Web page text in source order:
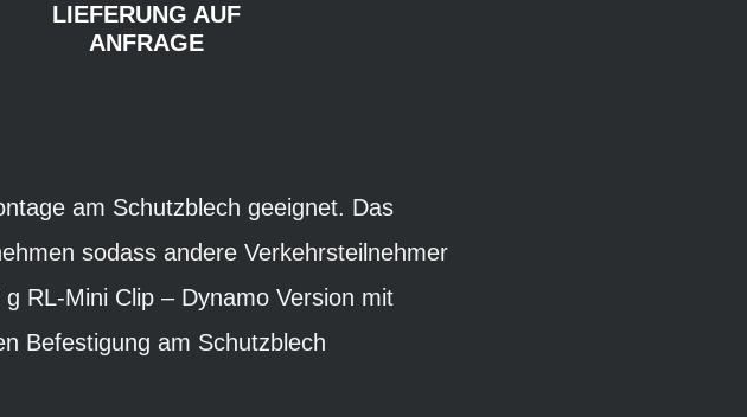
LIEFERUNG AUF
ANFRAGE
am Schutzblech geeignet. Das
sodass andere Verkehrsteilnehmer
RL-Mini Clip – Dynamo Version mit
Befestigung am Schutzblech